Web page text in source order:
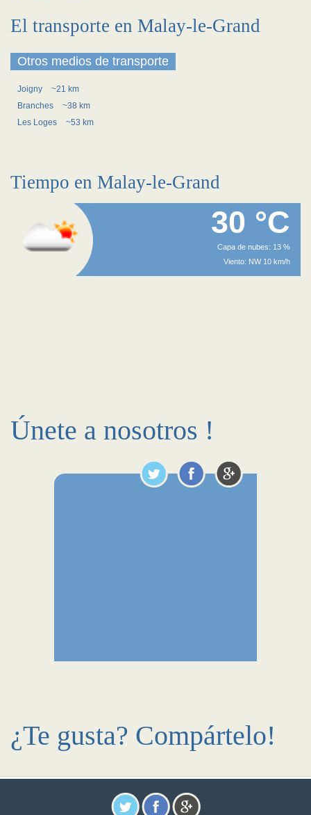
El transporte en Malay-le-Grand
Otros medios de transporte
Joigny
~21 km
Branches
~38 km
Les Loges
~53 km
Tiempo en Malay-le-Grand
30 °C
Capa de nubes: 13 %
Viento: NW 10 km/h
Únete a nosotros !
¿Te gusta? Compártelo!